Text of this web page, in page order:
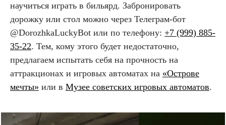
научиться играть в бильярд. Забронировать
дорожку или стол можно через Телеграм-бот
@DorozhkaLuckyBot или по телефону: +7 (999) 885-
35-22. Тем, кому этого будет недостаточно,
предлагаем испытать себя на прочность на
аттракционах и игровых автоматах на «Острове
мечты» или в Музее советских игровых автоматов.